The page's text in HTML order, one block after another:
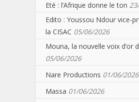
Eté : l’Afrique donne le ton
Edito : Youssou Ndour vice-
la CISAC 05/06/2026
Mouna, la nouvelle voix d’or
05/06/2026
Nare Productions 01/06/2026
Massa 01/06/2026